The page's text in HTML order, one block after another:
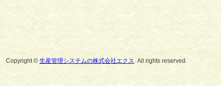
Copyright ©生産管理システムの株式会社エクス. All rights reserved.